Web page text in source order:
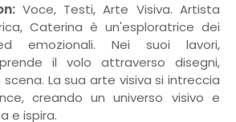
Voce, Testi, Arte Visiva. Artista
Caterina è un'esploratrice dei
emozionali. Nei suoi lavori,
il volo attraverso disegni,
La sua arte visiva si intreccia
creando un universo visivo e
e ispira.